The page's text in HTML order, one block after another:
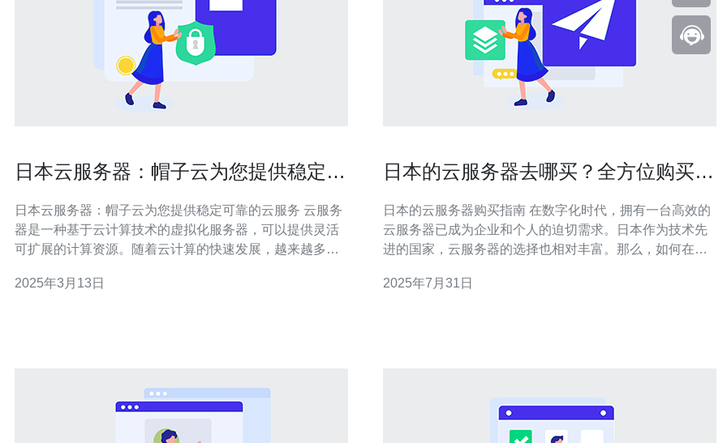
日本云服务器：帽子云为您提供稳定可
日本云服务器：帽子云为您提供稳定可靠的云服务 云服务
器是一种基于云计算技术的虚拟化服务器，可以提供灵活
可扩展的计算资源。随着云计算的快速发展，越来越多的
效率和灵活性。在云服务器市场中，帽子云是日本领先的
2025年3月13日
日本的云服务器去哪买？全方位购买指
日本的云服务器购买指南 在数字化时代，拥有一台高效的
云服务器已成为企业和个人的迫切需求。日本作为技术先
进的国家，云服务器的选择也相对丰富。那么，如何在日
你做出明智的选择。 精华摘要： 选择合适的服务商是关
2025年7月31日